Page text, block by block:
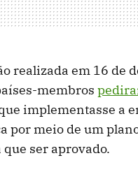
realizada em 16 de
membros
implementasse a
por meio de um
ser aprovado.